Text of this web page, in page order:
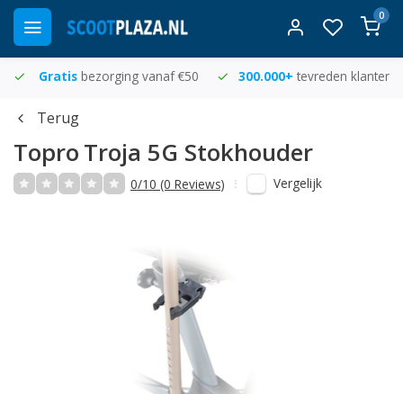
0
Gratis bezorging vanaf €50 300.000+ tevreden klanten
Terug
Topro Troja 5G Stokhouder
0/10 (0 Reviews) Vergelijk